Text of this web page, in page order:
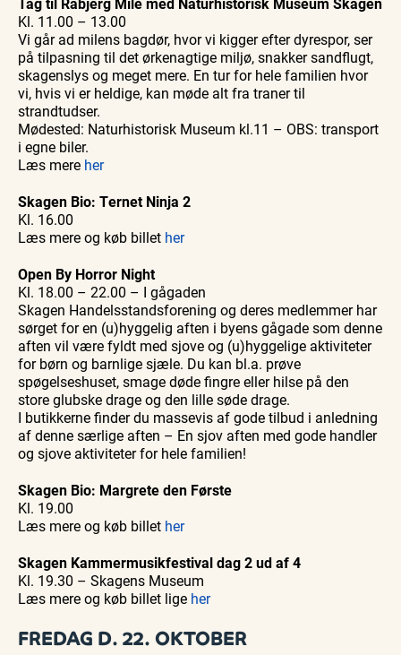
Kl. 11.00 – 13.00
Vi går ad milens bagdør, hvor vi kigger efter dyrespor, ser
på tilpasning til det ørkenagtige miljø, snakker sandflugt,
skagenslys og meget mere. En tur for hele familien hvor
vi, hvis vi er heldige, kan møde alt fra traner til
strandtudser.
Mødested: Naturhistorisk Museum kl.11 – OBS: transport
i egne biler.
Læs mere her
Skagen Bio: Ternet Ninja 2
Kl. 16.00
Læs mere og køb billet her
Open By Horror Night
Kl. 18.00 – 22.00 – I gågaden
Skagen Handelsstandsforening og deres medlemmer har
sørget for en (u)hyggelig aften i byens gågade som denne
aften vil være fyldt med sjove og (u)hyggelige aktiviteter
for børn og barnlige sjæle. Du kan bl.a. prøve
spøgelseshuset, smage døde fingre eller hilse på den
store glubske drage og den lille søde drage.
I butikkerne finder du massevis af gode tilbud i anledning
af denne særlige aften – En sjov aften med gode handler
og sjove aktiviteter for hele familien!
Skagen Bio: Margrete den Første
Kl. 19.00
Læs mere og køb billet her
Skagen Kammermusikfestival dag 2 ud af 4
Kl. 19.30 – Skagens Museum
Læs mere og køb billet lige her
FREDAG D. 22. OKTOBER